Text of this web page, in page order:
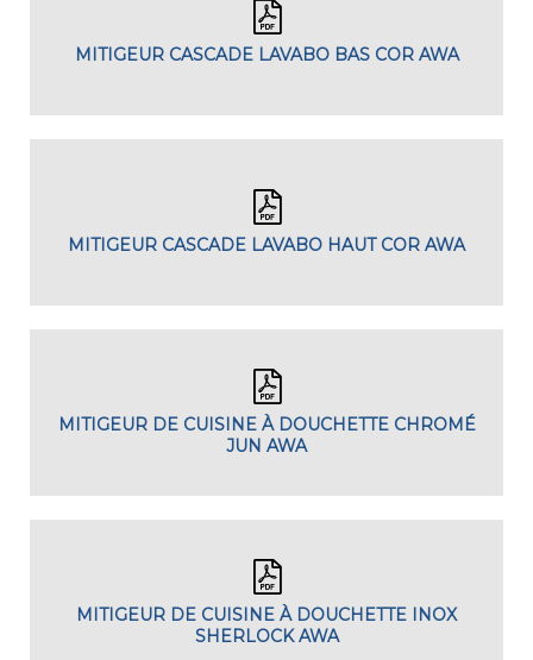
MITIGEUR CASCADE LAVABO BAS COR AWA
MITIGEUR CASCADE LAVABO HAUT COR AWA
MITIGEUR DE CUISINE À DOUCHETTE CHROMÉ
JUN AWA
MITIGEUR DE CUISINE À DOUCHETTE INOX
SHERLOCK AWA